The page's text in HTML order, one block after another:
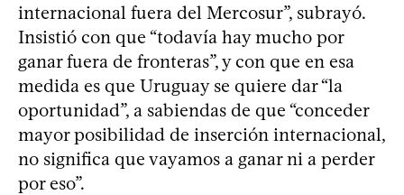
internacional fuera del Mercosur”, subrayó.
Insistió con que “todavía hay mucho por
ganar fuera de fronteras”, y con que en esa
medida es que Uruguay se quiere dar “la
oportunidad”, a sabiendas de que “conceder
mayor posibilidad de inserción internacional,
no significa que vayamos a ganar ni a perder
por eso”.